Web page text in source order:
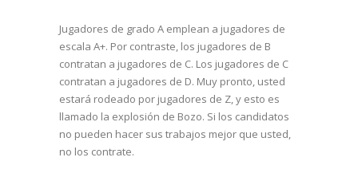
Jugadores de grado A emplean a jugadores de
escala A+. Por contraste, los jugadores de B
contratan a jugadores de C. Los jugadores de C
contratan a jugadores de D. Muy pronto, usted
estará rodeado por jugadores de Z, y esto es
llamado la explosión de Bozo. Si los candidatos
no pueden hacer sus trabajos mejor que usted,
no los contrate.